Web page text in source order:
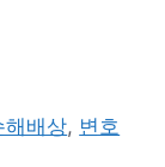
해배상, 변호